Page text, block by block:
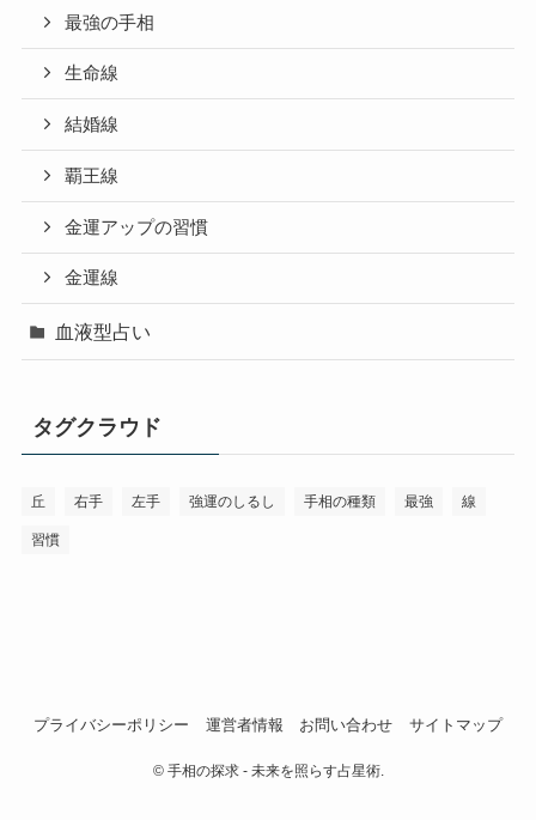
最強の手相
生命線
結婚線
覇王線
金運アップの習慣
金運線
血液型占い
タグクラウド
丘 右手 左手 強運のしるし 手相の種類 最強 線
習慣
プライバシーポリシー 運営者情報 お問い合わせ サイトマップ
©手相の探求 - 未来を照らす占星術.